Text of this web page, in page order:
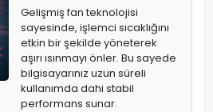
Gelişmiş fan teknolojisi
sayesinde, işlemci sıcaklığını
etkin bir şekilde yöneterek
aşırı ısınmayı önler. Bu sayede
bilgisayarınız uzun süreli
kullanımda dahi stabil
performans sunar.